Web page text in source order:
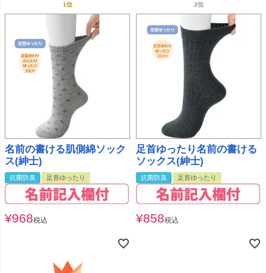
名前の書ける肌側綿ソック
ス(紳士)
抗菌防臭 足首ゆったり
¥968税込
足首ゆったり名前の書ける
ソックス(紳士)
抗菌防臭 足首ゆったり
¥858税込